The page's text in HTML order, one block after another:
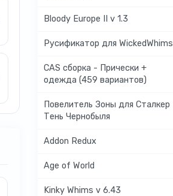
Bloody Europe II v 1.3
Русификатор для WickedWhims
CAS сборка - Прически +
одежда (459 вариантов)
Повелитель Зоны для Сталкер
Тень Чернобыля
Addon Redux
Age of World
Kinky Whims v 6.43